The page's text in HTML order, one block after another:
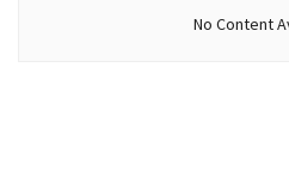
No Content